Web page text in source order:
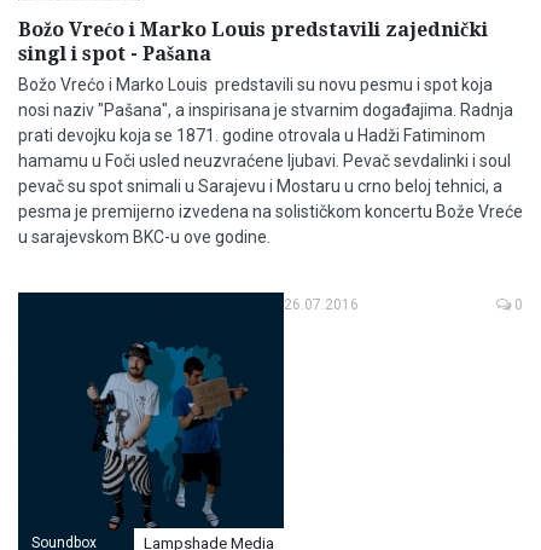
Božo Vrećo i Marko Louis predstavili zajednički
singl i spot - Pašana
Božo Vrećo i Marko Louis predstavili su novu pesmu i spot koja
nosi naziv "Pašana", a inspirisana je stvarnim događajima. Radnja
prati devojku koja se 1871. godine otrovala u Hadži Fatiminom
hamamu u Foči usled neuzvraćene ljubavi. Pevač sevdalinki i soul
pevač su spot snimali u Sarajevu i Mostaru u crno beloj tehnici, a
pesma je premijerno izvedena na solističkom koncertu Bože Vreće
u sarajevskom BKC-u ove godine.
Soundbox Lampshade Media
26.07.2016 0